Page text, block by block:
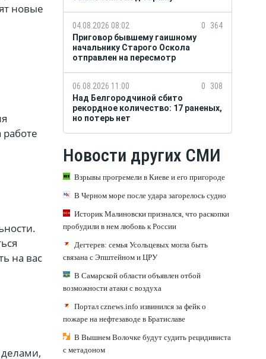
новые
на вас
04.08.2026 08:02 0
364
Приговор бывшему гаишному
начальнику Старого Оскола
отправлен на пересмотр
06.08.2026 11:00 0
308
Над Белгородчиной сбито
рекордное количество: 17 раненых,
но потерь нет
Новости других СМИ
Взрывы прогремели в Киеве и его пригороде
В Черном море после удара загорелось судно
Историк Малиновски признался, что раскопки
пробудили в нем любовь к России
Дегтерев: семья Усольцевых могла быть
связана с Эпштейном и ЦРУ
В Самарской области объявлен отбой
возможности атаки с воздуха
Портал cznews.info извинился за фейк о
пожаре на нефтезаводе в Братиславе
В Вышнем Волочке будут судить рецидивиста
с метадоном